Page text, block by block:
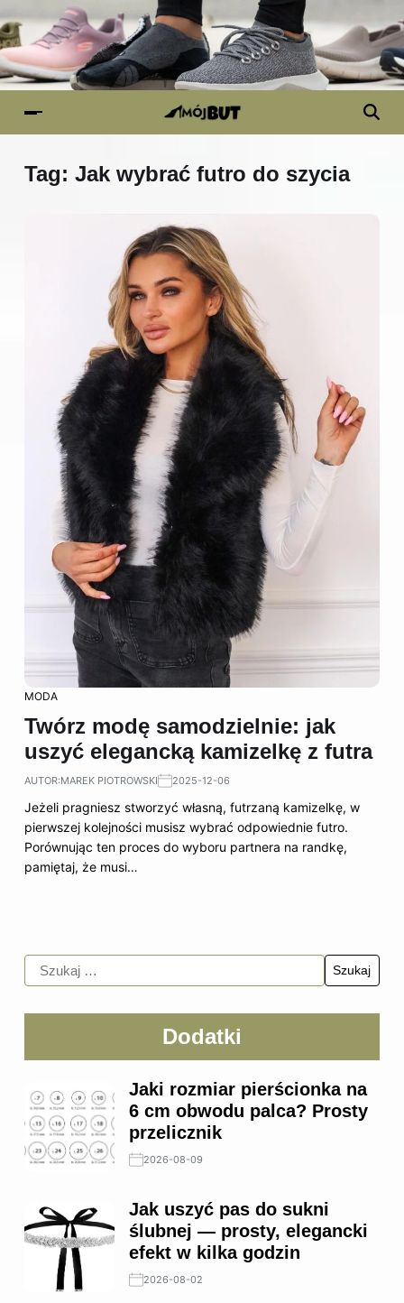
Tag: Jak wybrać futro do szycia
MODA
Twórz modę samodzielnie: jak
uszyć elegancką kamizelkę z futra
AUTOR:MAREK PIOTROWSKI 2025-12-06
Jeżeli pragniesz stworzyć własną, futrzaną kamizelkę, w
pierwszej kolejności musisz wybrać odpowiednie futro.
Porównując ten proces do wyboru partnera na randkę,
pamiętaj, że musi…
Dodatki
Jaki rozmiar pierścionka na
6 cm obwodu palca? Prosty
przelicznik
2026-08-09
Jak uszyć pas do sukni
ślubnej — prosty, elegancki
efekt w kilka godzin
2026-08-02